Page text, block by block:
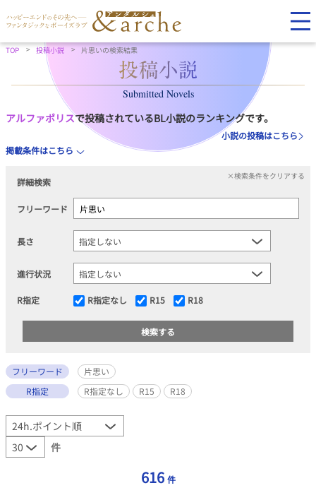
TOP 投稿小説 片思いの検索結果
Submitted Novels
アルファポリスで投稿されているBL小説のランキングです。
小説の投稿はこちら
掲載条件はこちら
詳細検索
×検索条件をクリアする
フリーワード
長さ
進行状況
R指定 R指定なし R15 R18
フリーワード
片思い
R指定
R指定なし R15 R18
件
616 件